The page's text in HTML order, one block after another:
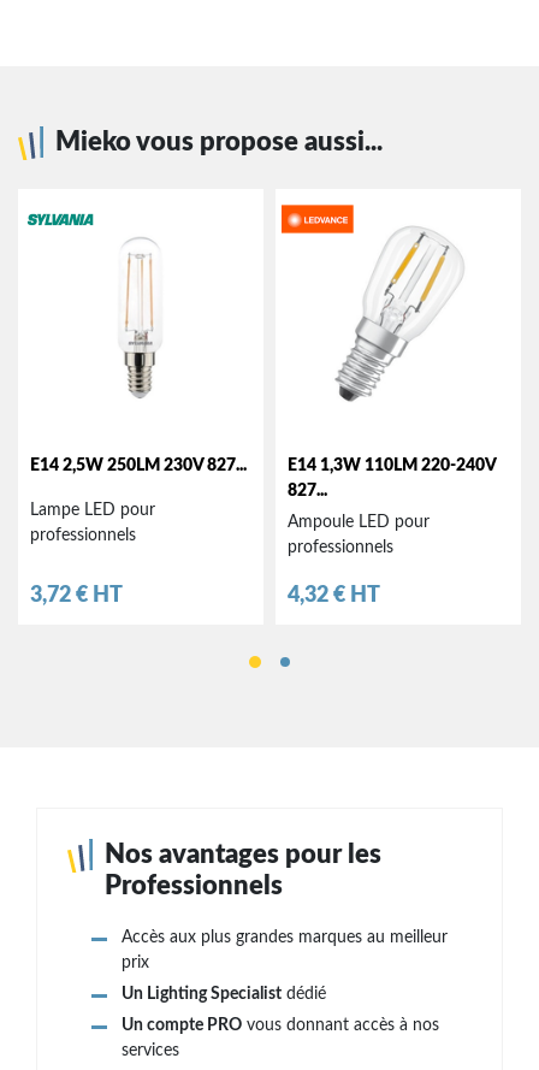
Mieko vous propose aussi...
E14 2,5W 250LM 230V 827...
Lampe LED pour
professionnels
Prix
3,72 € HT
E14 1,3W 110LM 220-240V
827...
Ampoule LED pour
professionnels
Prix
4,32 € HT
Nos avantages pour les
Professionnels
Accès aux plus grandes marques au meilleur
prix
Un Lighting Specialist dédié
Un compte PRO vous donnant accès à nos
services